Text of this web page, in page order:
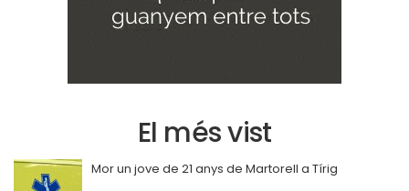
El més vist
Mor un jove de 21 anys de Martorell a Tírig